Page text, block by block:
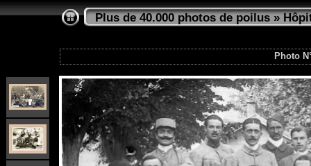
Plus de 40.000 photos de poilus»
Photo